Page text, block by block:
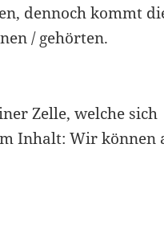
dennoch kommt
/ gehörten.
Zelle, welche sich
Inhalt: Wir können